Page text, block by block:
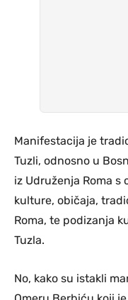
Manifestacija je
Tuzli, odnosno u
iz Udruženja Roma s
kulture, običaja,
Roma, te podizanja
Tuzla.
No, kako su istakli